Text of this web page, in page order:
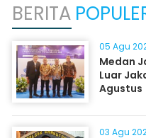
BERITA
05 Agu
Medan
Luar
Agustus
03 Agu